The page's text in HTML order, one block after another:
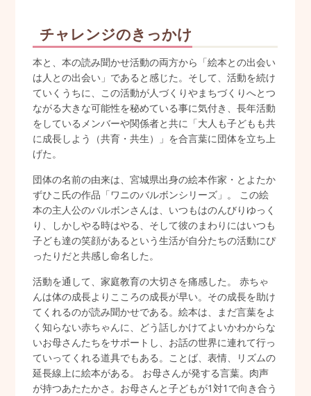
チャレンジのきっかけ
本と、本の読み聞かせ活動の両方から「絵本との出会い
は人との出会い」であると感じた。そして、活動を続け
ていくうちに、この活動が人づくりやまちづくりへとつ
ながる大きな可能性を秘めている事に気付き、長年活動
をしているメンバーや関係者と共に「大人も子どもも共
に成長しよう（共育・共生）」を合言葉に団体を立ち上
げた。
団体の名前の由来は、宮城県出身の絵本作家・とよたか
ずひこ氏の作品「ワニのバルボンシリーズ」。 この絵
本の主人公のバルボンさんは、いつもはのんびりゆっく
り、しかしやる時はやる、そして彼のまわりにはいつも
子ども達の笑顔があるという生活が自分たちの活動にぴ
ったりだと共感し命名した。
活動を通して、家庭教育の大切さを痛感した。 赤ちゃ
んは体の成長よりこころの成長が早い。その成長を助け
てくれるのが読み聞かせである。絵本は、まだ言葉をよ
く知らない赤ちゃんに、どう話しかけてよいかわからな
いお母さんたちをサポートし、お話の世界に連れて行っ
ていってくれる道具でもある。ことば、表情、リズムの
延長線上に絵本がある。 お母さんが発する言葉。肉声
が持つあたたかさ。お母さんと子どもが1対1で向き合う